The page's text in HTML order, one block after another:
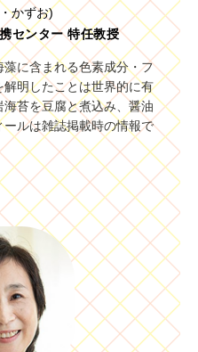
かずお)
センター 特任教授
に含まれる色素成分・フ
明したことは世界的に有
苔を豆腐と煮込み、醤油
ルは雑誌掲載時の情報で